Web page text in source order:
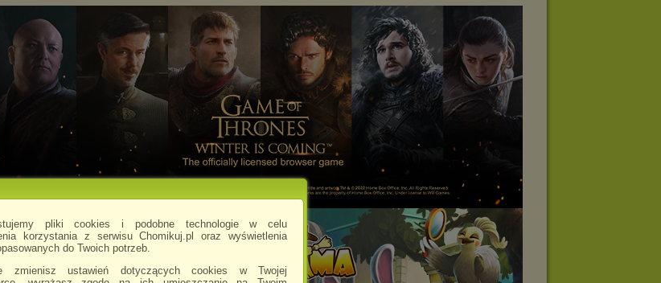
pliki cookies i podobne technologie w celu
korzystania z serwisu Chomikuj.pl oraz wyświetlenia
do Twoich potrzeb.
zmienisz ustawień dotyczących cookies w Twojej